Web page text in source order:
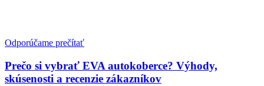
Odporúčame prečítať
Prečo si vybrať EVA autokoberce? Výhody,
skúsenosti a recenzie zákazníkov